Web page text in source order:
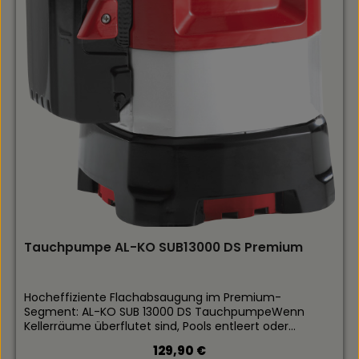
Tauchpumpe AL-KO SUB13000 DS Premium
Hocheffiziente Flachabsaugung im Premium-
Segment: AL-KO SUB 13000 DS TauchpumpeWenn
Kellerräume überflutet sind, Pools entleert oder
Millimeter an. Die AL-KO SUB 13000 DS Premium
Regulärer Preis:
129,90 €